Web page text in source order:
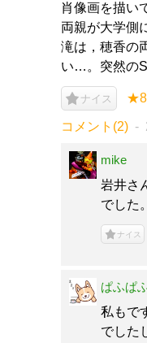
肖像画を描い
両親が大学側
滝は，穂香の
い…。突然の
ナイス
コメント(2)
mike
岩井さ
でした。
ナイス
ぱふぱ
私もで
でした